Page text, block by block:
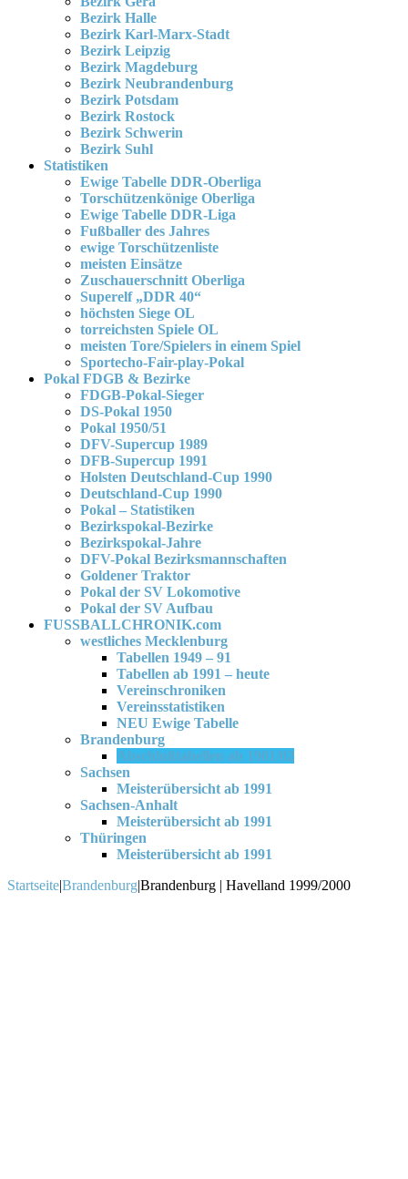
Bezirk Halle
Bezirk Karl-Marx-Stadt
Bezirk Leipzig
Bezirk Magdeburg
Bezirk Neubrandenburg
Bezirk Potsdam
Bezirk Rostock
Bezirk Schwerin
Bezirk Suhl
Statistiken
Ewige Tabelle DDR-Oberliga
Torschützenkönige Oberliga
Ewige Tabelle DDR-Liga
Fußballer des Jahres
ewige Torschützenliste
meisten Einsätze
Zuschauerschnitt Oberliga
Superelf „DDR 40“
höchsten Siege OL
torreichsten Spiele OL
meisten Tore/Spielers in einem Spiel
Sportecho-Fair-play-Pokal
Pokal FDGB & Bezirke
FDGB-Pokal-Sieger
DS-Pokal 1950
Pokal 1950/51
DFV-Supercup 1989
DFB-Supercup 1991
Holsten Deutschland-Cup 1990
Deutschland-Cup 1990
Pokal – Statistiken
Bezirkspokal-Bezirke
Bezirkspokal-Jahre
DFV-Pokal Bezirksmannschaften
Goldener Traktor
Pokal der SV Lokomotive
Pokal der SV Aufbau
FUSSBALLCHRONIK.com
westliches Mecklenburg
Tabellen 1949 – 91
Tabellen ab 1991 – heute
Vereinschroniken
Vereinsstatistiken
NEU Ewige Tabelle
Brandenburg
Abschlußtabellen ab 1901/02
Sachsen
Meisterübersicht ab 1991
Sachsen-Anhalt
Meisterübersicht ab 1991
Thüringen
Meisterübersicht ab 1991
Startseite|Brandenburg|Brandenburg | Havelland 1999/2000